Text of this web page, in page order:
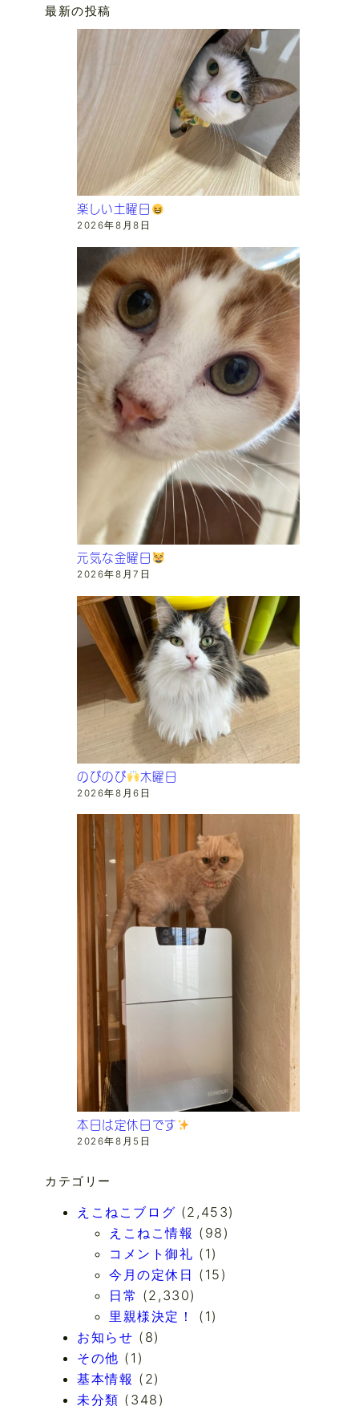
最新の投稿
楽しい土曜日
2026年8月8日
元気な金曜日
2026年8月7日
のびのび 木曜日
2026年8月6日
本日は定休日です
2026年8月5日
カテゴリー
えこねこブログ (2,453)
えこねこ情報 (98)
コメント御礼 (1)
今月の定休日 (15)
日常 (2,330)
里親様決定！
(1)
お知らせ (8)
その他 (1)
基本情報 (2)
未分類 (348)